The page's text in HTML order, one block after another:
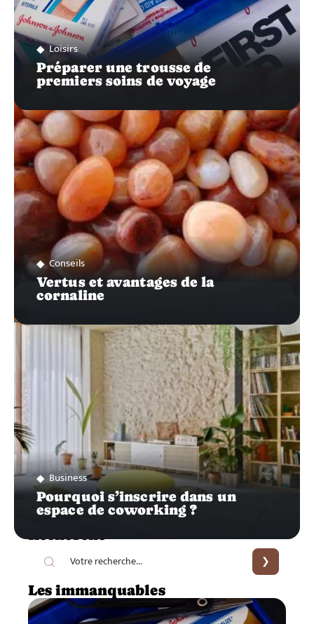
Loisirs
Préparer une trousse de
premiers soins de voyage
Conseils
Vertus et avantages de la
cornaline
Business
Pourquoi s’inscrire dans un
espace de coworking ?
Recherche
Les immanquables